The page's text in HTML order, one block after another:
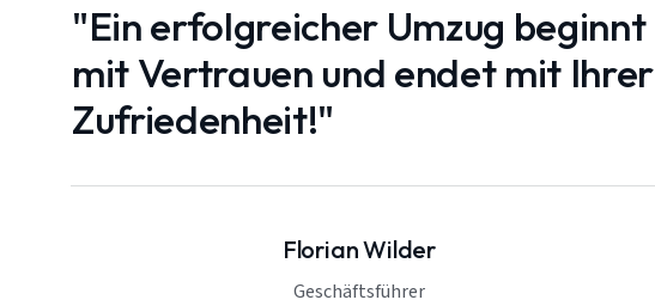
"Ein erfolgreicher Umzug beginnt
mit Vertrauen und endet mit Ihrer
Zufriedenheit!"
Florian Wilder
Geschäftsführer